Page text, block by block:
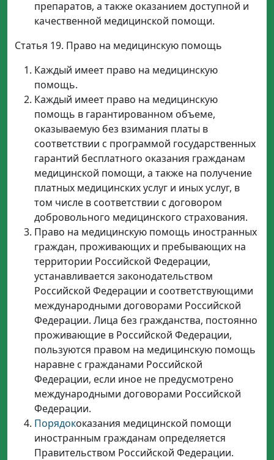
препаратов, а также оказанием доступной и
качественной медицинской помощи.
Статья 19. Право на медицинскую помощь
Каждый имеет право на медицинскую
помощь.
Каждый имеет право на медицинскую
помощь в гарантированном объеме,
оказываемую без взимания платы в
соответствии с программой государственных
гарантий бесплатного оказания гражданам
медицинской помощи, а также на получение
платных медицинских услуг и иных услуг, в
том числе в соответствии с договором
добровольного медицинского страхования.
Право на медицинскую помощь иностранных
граждан, проживающих и пребывающих на
территории Российской Федерации,
устанавливается законодательством
Российской Федерации и соответствующими
международными договорами Российской
Федерации. Лица без гражданства, постоянно
проживающие в Российской Федерации,
пользуются правом на медицинскую помощь
наравне с гражданами Российской
Федерации, если иное не предусмотрено
международными договорами Российской
Федерации.
Порядококазания медицинской помощи
иностранным гражданам определяется
Правительством Российской Федерации.